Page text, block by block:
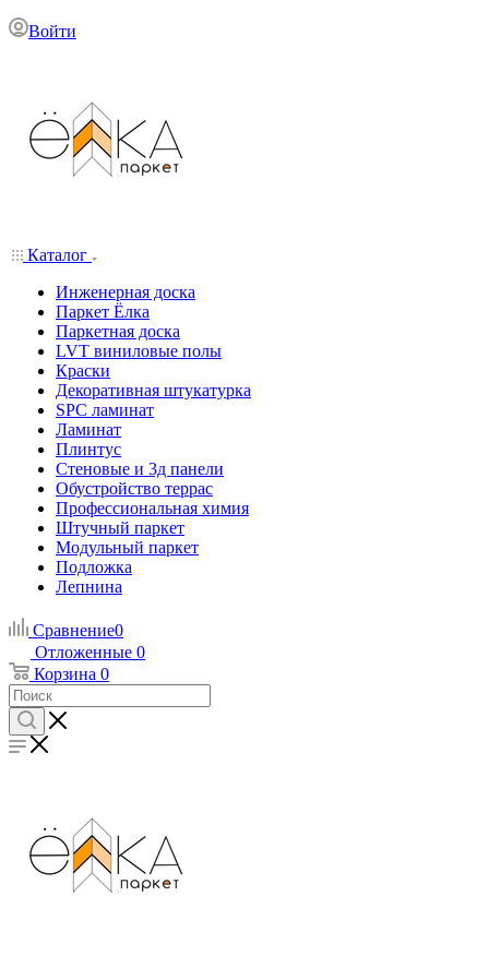
Войти
Каталог
Инженерная доска
Паркет Ёлка
Паркетная доска
LVT виниловые полы
Краски
Декоративная штукатурка
SPC ламинат
Ламинат
Плинтус
Стеновые и 3д панели
Обустройство террас
Профессиональная химия
Штучный паркет
Модульный паркет
Подложка
Лепнина
Сравнение0
Отложенные 0
Корзина 0